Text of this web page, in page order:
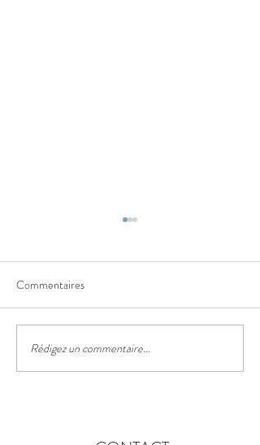
Aquaparc
Commentaires
Rédigez un commentaire...